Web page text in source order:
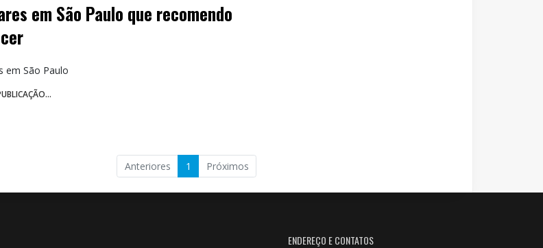
em São Paulo que recomendo
em São Paulo
Anteriores 1 Próximos
ENDEREÇO E CONTATOS